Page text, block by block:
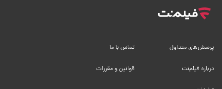
پرسش‌های متداول تماس با ما
درباره فیلم‌نت قوانین و مقررات